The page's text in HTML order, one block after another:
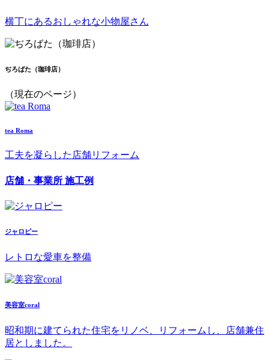
横丁にあるおしゃれな小物屋さん
ぢろばた（珈琲店）
（現在のページ）
tea Roma
工夫を凝らした店舗リフォーム
店舗・事業所 施工例
ジャロピー
レトロな愛車を整備
美容室coral
昭和期に建てられた住宅をリノベ、リフォームし、店舗兼住
居としました。